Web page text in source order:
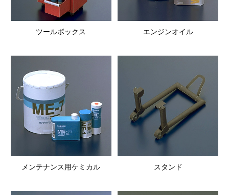
ツールボックス エンジンオイル
メンテナンス用ケミカル スタンド